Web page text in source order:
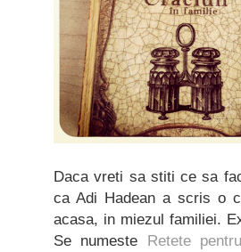
Daca vreti sa stiti ce sa
ca Adi Hadean a scris o
acasa, in miezul familiei.
Se numeste Retete